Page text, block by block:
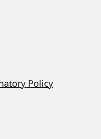
Policy